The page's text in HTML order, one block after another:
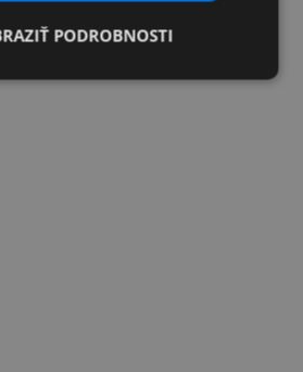
PODROBNOSTI